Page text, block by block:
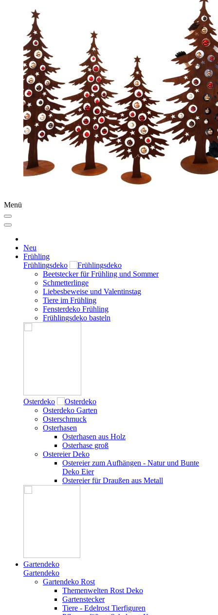
Menü
Neu
Frühling
Frühlingsdeko
Beetstecker für Frühling und Sommer
Schmetterlinge
Liebesbeweise und Valentinstag
Tiere im Frühling
Fensterdeko Frühling
Frühlingsdeko basteln
Osterdeko
Osterdeko Garten
Osterschmuck
Osterhasen
Osterhasen aus Holz
Osterhase groß
Ostereier Deko
Ostereier zum Aufhängen - Natur und Bunte
Deko Eier
Ostereier für Draußen aus Metall
Gartendeko
Gartendeko
Gartendeko Rost
Themenwelten Rost Deko
Gartenstecker
Tiere - Edelrost Tierfiguren